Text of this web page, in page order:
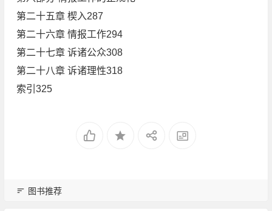
第二十五章 楔入287
第二十六章 情报工作294
第二十七章 诉诸公众308
第二十八章 诉诸理性318
索引325
图书推荐